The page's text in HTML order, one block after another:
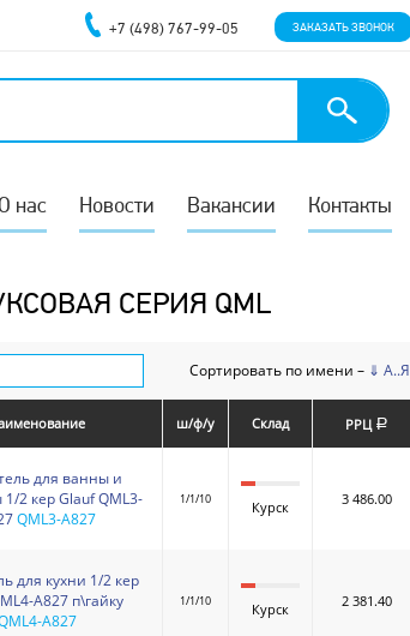
О нас Новости Вакансии Контакты
+7 (498) 767-99-05 ЗАКАЗАТЬ ЗВОНОК
СЕРИЯ QML
Сортировать по имени – ⇓ А..Я
ш/ф/у Склад РРЦ a
для ванны и
2 кер Glauf QML3-
QML3-A827
1/1/10 Курск 3 486.00
для кухни 1/2 кер
A827 п\гайку
A827
1/1/10 Курск 2 381.40